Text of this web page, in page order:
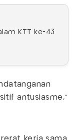
KTT ke-43
antusiasme,"